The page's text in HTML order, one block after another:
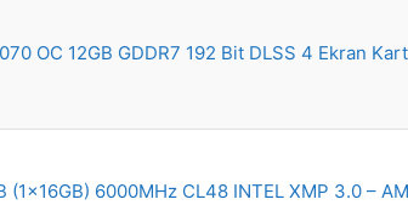
OC 12GB GDDR7 192 Bit DLSS 4 Ekran
(1x16GB) 6000MHz CL48 INTEL XMP 3.0 –